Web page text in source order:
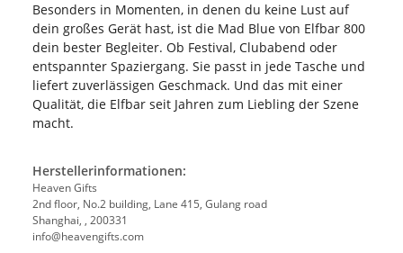
Besonders in Momenten, in denen du keine Lust auf
dein großes Gerät hast, ist die Mad Blue von Elfbar 800
dein bester Begleiter. Ob Festival, Clubabend oder
entspannter Spaziergang. Sie passt in jede Tasche und
liefert zuverlässigen Geschmack. Und das mit einer
Qualität, die Elfbar seit Jahren zum Liebling der Szene
macht.
Herstellerinformationen:
Heaven Gifts
2nd floor, No.2 building, Lane 415, Gulang road
Shanghai, , 200331
info@heavengifts.com